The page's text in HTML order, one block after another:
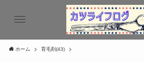
ホーム 育毛剤(43)